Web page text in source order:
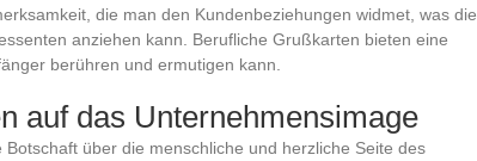
die man den Kundenbeziehungen widmet, was die
anziehen kann. Berufliche Grußkarten bieten eine
berühren und ermutigen kann.
auf das Unternehmensimage
über die menschliche und herzliche Seite des